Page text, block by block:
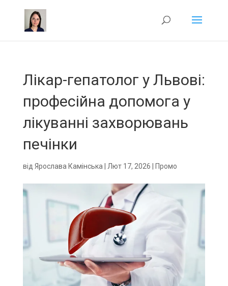
Лікар-гепатолог у Львові:
професійна допомога у
лікуванні захворювань
печінки
від Ярослава Камінська Лют 17, 2026 Промо